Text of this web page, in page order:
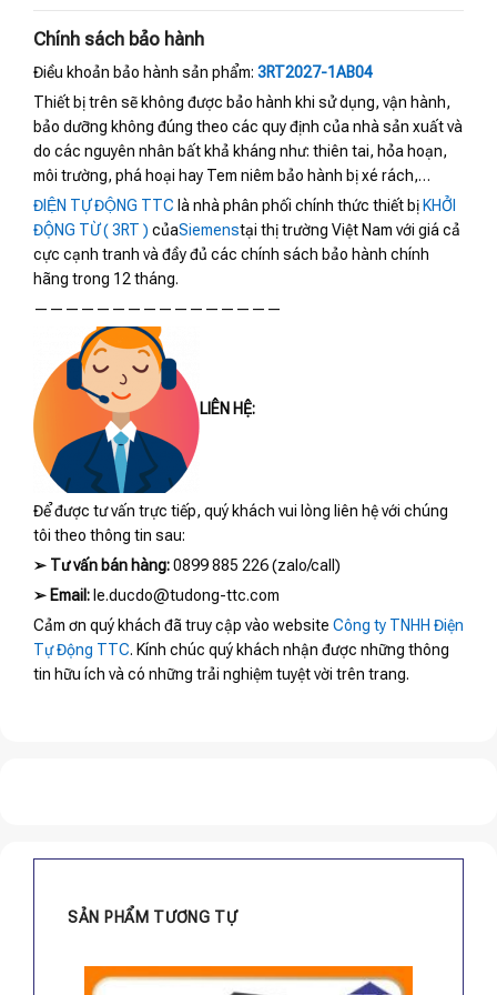
Chính sách bảo hành
Điều khoản bảo hành sản phẩm: 3RT2027-1AB04
Thiết bị trên sẽ không được bảo hành khi sử dụng, vận hành,
bảo dưỡng không đúng theo các quy định của nhà sản xuất và
do các nguyên nhân bất khả kháng như: thiên tai, hỏa hoạn,
môi trường, phá hoại hay Tem niêm bảo hành bị xé rách,…
ĐIỆN TỰ ĐỘNG TTC là nhà phân phối chính thức thiết bị KHỞI
ĐỘNG TỪ ( 3RT ) củaSiemenstại thị trường Việt Nam với giá cả
cực cạnh tranh và đầy đủ các chính sách bảo hành chính
hãng trong 12 tháng.
————————————————
LIÊN HỆ:
Để được tư vấn trực tiếp, quý khách vui lòng liên hệ với chúng
tôi theo thông tin sau:
➢ Tư vấn bán hàng:0899 885 226 (zalo/call)
➢ Email: le.ducdo@tudong-ttc.com
Cảm ơn quý khách đã truy cập vào website Công ty TNHH Điện
Tự Động TTC. Kính chúc quý khách nhận được những thông
tin hữu ích và có những trải nghiệm tuyệt vời trên trang.
SẢN PHẨM TƯƠNG TỰ